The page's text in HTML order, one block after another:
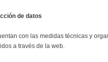
de datos
con las medidas técnicas y
a través de la web.